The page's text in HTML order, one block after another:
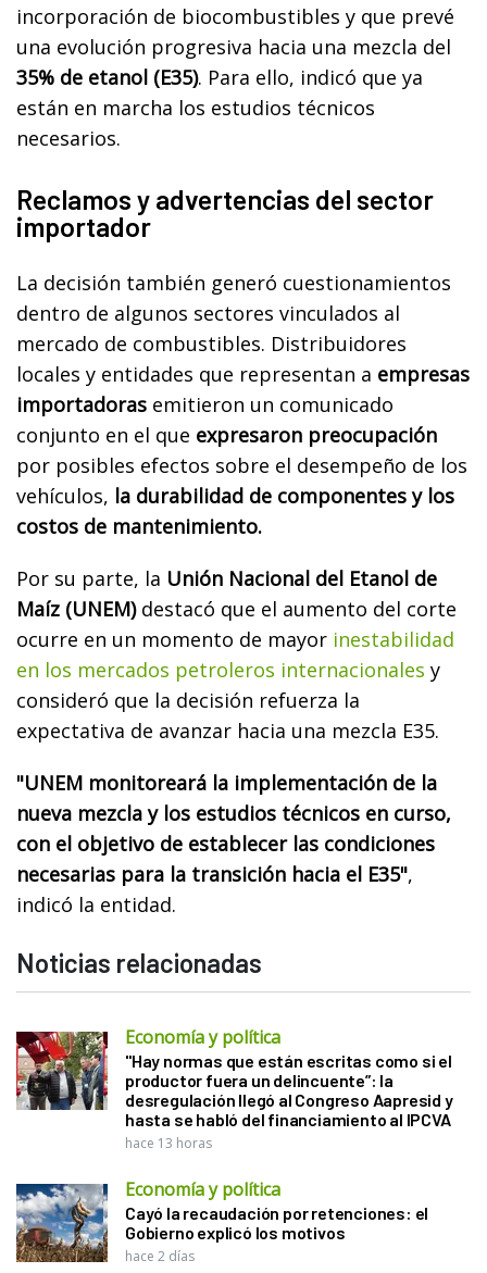
incorporación de biocombustibles y que prevé
una evolución progresiva hacia una mezcla del
35% de etanol (E35). Para ello, indicó que ya
están en marcha los estudios técnicos
necesarios.
Reclamos y advertencias del sector
importador
La decisión también generó cuestionamientos
dentro de algunos sectores vinculados al
mercado de combustibles. Distribuidores
locales y entidades que representan a empresas
importadoras emitieron un comunicado
conjunto en el que expresaron preocupación
por posibles efectos sobre el desempeño de los
vehículos, la durabilidad de componentes y los
costos de mantenimiento.
Por su parte, la Unión Nacional del Etanol de
Maíz (UNEM) destacó que el aumento del corte
ocurre en un momento de mayor inestabilidad
en los mercados petroleros internacionales y
consideró que la decisión refuerza la
expectativa de avanzar hacia una mezcla E35.
"UNEM monitoreará la implementación de la
nueva mezcla y los estudios técnicos en curso,
con el objetivo de establecer las condiciones
necesarias para la transición hacia el E35",
indicó la entidad.
Noticias relacionadas
Economía y política
"Hay normas que están escritas como si el
productor fuera un delincuente”: la
desregulación llegó al Congreso Aapresid y
hasta se habló del financiamiento al IPCVA
hace 13 horas
Economía y política
Cayó la recaudación por retenciones: el
Gobierno explicó los motivos
hace 2 días